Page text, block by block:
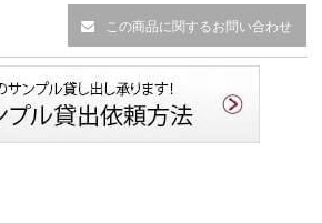
この商品に関するお問い合わせ